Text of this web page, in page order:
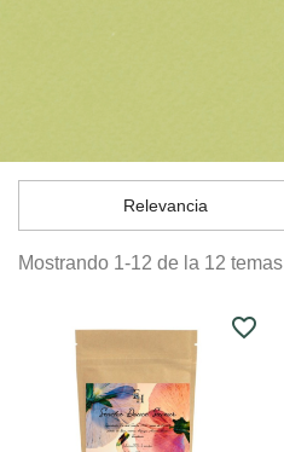
Relevancia
Mostrando 1-12 de la 12 temas
favorite_border